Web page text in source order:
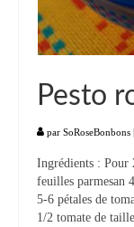
Pesto
par SoRoseBonbons |
Ingrédients : Pour
feuilles parmesan
5-6 pétales de
1/2 tomate de